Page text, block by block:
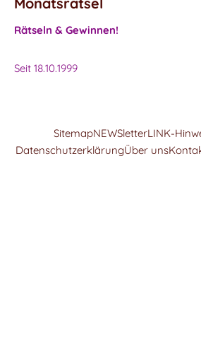
Rätseln & Gewinnen!
Seit 18.10.1999
SitemapNEWSletterLINK-
DatenschutzerklärungÜber uns